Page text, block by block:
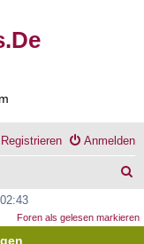
Anmelden
Registrieren
c
Foren als gelesen markieren